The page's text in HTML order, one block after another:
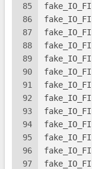
85
86
87
88
89
90
91
92
93
94
95
96
97